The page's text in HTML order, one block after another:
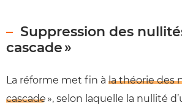
Suppression des
cascade »
La réforme met fin à la théorie des
cascade », selon laquelle la nullité